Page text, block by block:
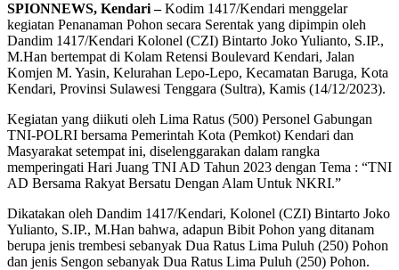
SPIONNEWS, Kendari –Kodim 1417/Kendari menggelar
kegiatan Penanaman Pohon secara Serentak yang dipimpin oleh
Dandim 1417/Kendari Kolonel (CZI) Bintarto Joko Yulianto, S.IP.,
M.Han bertempat di Kolam Retensi Boulevard Kendari, Jalan
Komjen M. Yasin, Kelurahan Lepo-Lepo, Kecamatan Baruga, Kota
Kendari, Provinsi Sulawesi Tenggara (Sultra), Kamis (14/12/2023).
Kegiatan yang diikuti oleh Lima Ratus (500) Personel Gabungan
TNI-POLRI bersama Pemerintah Kota (Pemkot) Kendari dan
Masyarakat setempat ini, diselenggarakan dalam rangka
memperingati Hari Juang TNI AD Tahun 2023 dengan Tema : “TNI
AD Bersama Rakyat Bersatu Dengan Alam Untuk NKRI.”
Dikatakan oleh Dandim 1417/Kendari, Kolonel (CZI) Bintarto Joko
Yulianto, S.IP., M.Han bahwa, adapun Bibit Pohon yang ditanam
berupa jenis trembesi sebanyak Dua Ratus Lima Puluh (250) Pohon
dan jenis Sengon sebanyak Dua Ratus Lima Puluh (250) Pohon.